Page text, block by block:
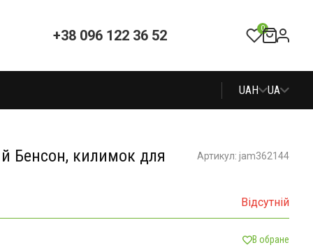
+38 096 122 36 52 0
UAH UA
Бенсон, килимок для Артикул: jam362144
Відсутній
В обране